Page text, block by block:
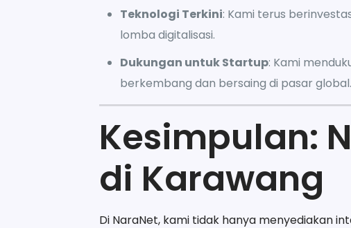
Teknologi Terkini: Kami terus
lomba digitalisasi.
Dukungan untuk Startup: Kami
berkembang dan bersaing di pasar global.
Kesimpulan:
di Karawang
Di NaraNet, kami tidak hanya menyediakan